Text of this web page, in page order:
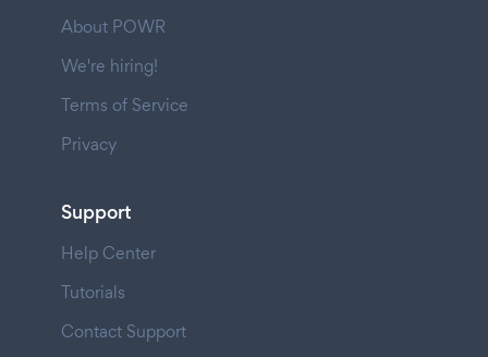
About POWR
We're hiring!
Terms of Service
Privacy
Support
Help Center
Tutorials
Contact Support